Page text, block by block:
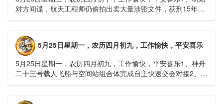
对方间谍，航天工程师仍偷拍出卖大量涉密文件，获刑15年
5月25日星期一，农历四月初九，工作愉快，平安喜乐
5月25日星期一，农历四月初九，工作愉快，平安喜乐1、神舟
二十三号载人飞船与空间站组合体完成自主快速交会对接2、山